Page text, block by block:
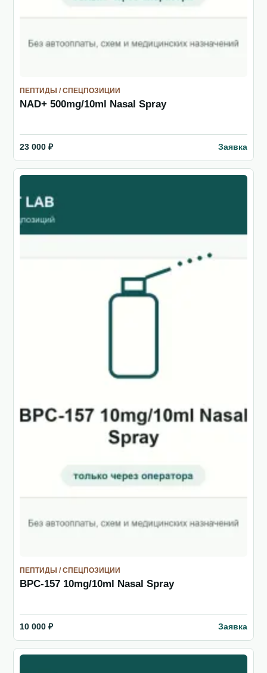
ПЕПТИДЫ / СПЕЦПОЗИЦИИ
NAD+ 500mg/10ml Nasal Spray
23 000 ₽ Заявка
ПЕПТИДЫ / СПЕЦПОЗИЦИИ
BPC-157 10mg/10ml Nasal Spray
10 000 ₽ Заявка